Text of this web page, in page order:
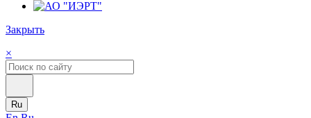
Закрыть
×
Ru